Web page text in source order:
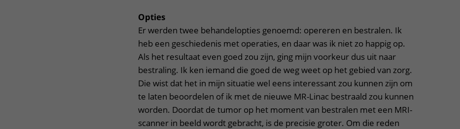
Opties
Er werden twee behandelopties genoemd: opereren en bestralen. Ik
heb een geschiedenis met operaties, en daar was ik niet zo happig op.
Als het resultaat even goed zou zijn, ging mijn voorkeur dus uit naar
bestraling. Ik ken iemand die goed de weg weet op het gebied van zorg.
Die wist dat het in mijn situatie wel eens interessant zou kunnen zijn om
te laten beoordelen of ik met de nieuwe MR-Linac bestraald zou kunnen
worden. Doordat de tumor op het moment van bestralen met een MRI-
scanner in beeld wordt gebracht, is de precisie groter. Om die reden